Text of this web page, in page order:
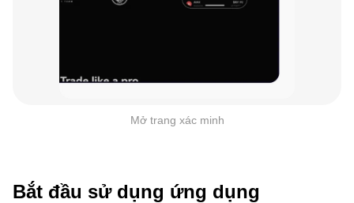
Mở trang xác minh
Bắt đầu sử dụng ứng dụng